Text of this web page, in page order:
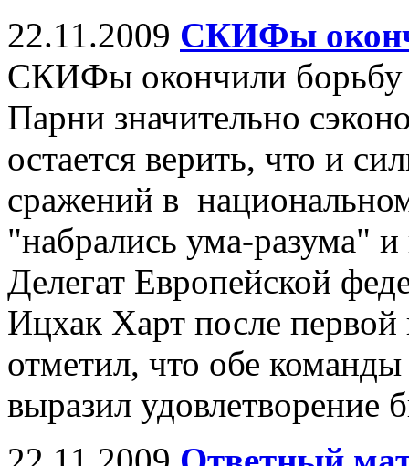
22.11.2009 СКИФы
СКИФы окончили борьбу
Парни значительно
остается верить, что и
сражений в
"набрались ума-разума"
Делегат Европейской
Ицхак Харт после
отметил, что обе
выразил